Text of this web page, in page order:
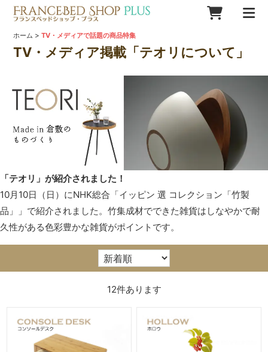
ホーム >TV・メディアで話題の商品特集
TV・メディア掲載「テオリについて」
「テオリ」が紹介されました！
10月10日（日）にNHK総合「イッピン 選 コレクション「竹製
品」」で紹介されました。竹集成材でできた雑貨はしなやかで耐
久性がある色彩豊かな雑貨がポイントです。
12件あります